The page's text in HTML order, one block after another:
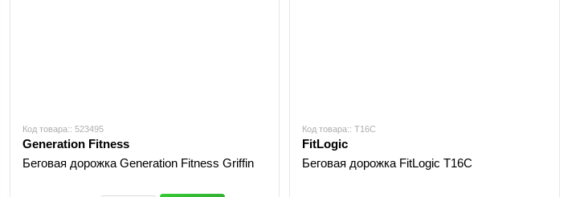
Код товара:: 523495
Generation Fitness
Беговая дорожка Generation Fitness Griffin
Код товара:: T16C
FitLogic
Беговая дорожка FitLogic T16C